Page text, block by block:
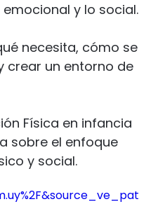
Salud
y lo social.
necesita, cómo se
crear un entorno de
Física en infancia
sobre el enfoque
y social.